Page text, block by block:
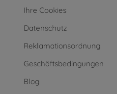
Ihre Cookies
Datenschutz
Reklamationsordnung
Geschäftsbedingungen
Blog